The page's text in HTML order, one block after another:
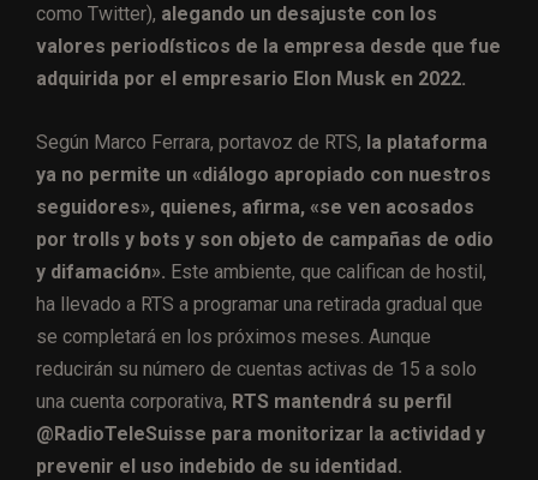
como Twitter), alegando un desajuste con los
valores periodísticos de la empresa desde que fue
adquirida por el empresario Elon Musk en 2022.
Según Marco Ferrara, portavoz de RTS, la plataforma
ya no permite un «diálogo apropiado con nuestros
seguidores», quienes, afirma, «se ven acosados
por trolls y bots y son objeto de campañas de odio
y difamación». Este ambiente, que califican de hostil,
ha llevado a RTS a programar una retirada gradual que
se completará en los próximos meses. Aunque
reducirán su número de cuentas activas de 15 a solo
una cuenta corporativa, RTS mantendrá su perfil
@RadioTeleSuisse para monitorizar la actividad y
prevenir el uso indebido de su identidad.